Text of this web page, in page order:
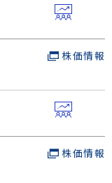
株価情報
株価情報